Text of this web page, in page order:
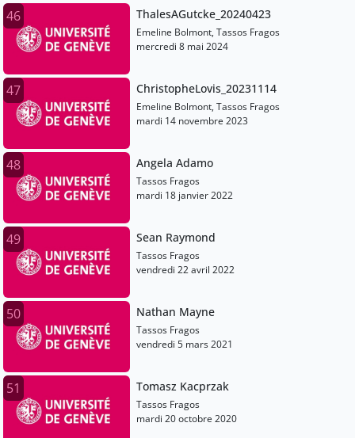
46 ThalesAGutcke_20240423
Emeline Bolmont, Tassos Fragos
mercredi 8 mai 2024
47 ChristopheLovis_20231114
Emeline Bolmont, Tassos Fragos
mardi 14 novembre 2023
48 Angela Adamo
Tassos Fragos
mardi 18 janvier 2022
49 Sean Raymond
Tassos Fragos
vendredi 22 avril 2022
50 Nathan Mayne
Tassos Fragos
vendredi 5 mars 2021
51 Tomasz Kacprzak
Tassos Fragos
mardi 20 octobre 2020